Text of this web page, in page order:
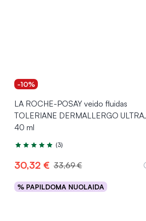
-10%
LA ROCHE-POSAY veido fluidas
TOLERIANE DERMALLERGO ULTRA,
40 ml
Įvertinimas 5.0 iš 5
(3)
30,32 € 33,69 €
% PAPILDOMA NUOLAIDA
Į krepšelį